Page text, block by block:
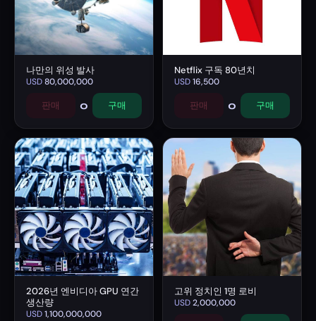
나만의 위성 발사
USD80,000,000
판매 0 구매
Netflix 구독 80년치
USD16,500
판매 0 구매
2026년 엔비디아 GPU 연간
생산량
USD1,100,000,000
고위 정치인 1명 로비
USD2,000,000